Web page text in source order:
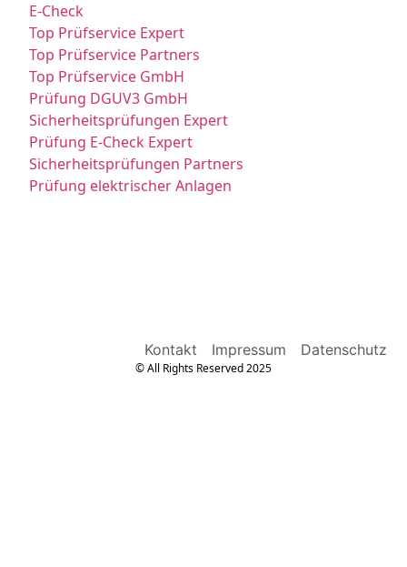
E-Check
Top Prüfservice Expert
Top Prüfservice Partners
Top Prüfservice GmbH
Prüfung DGUV3 GmbH
Sicherheitsprüfungen Expert
Prüfung E-Check Expert
Sicherheitsprüfungen Partners
Prüfung elektrischer Anlagen
Kontakt Impressum Datenschutz
© All Rights Reserved 2025